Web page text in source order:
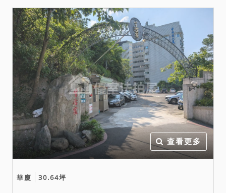
查看更多
華廈 30.64坪